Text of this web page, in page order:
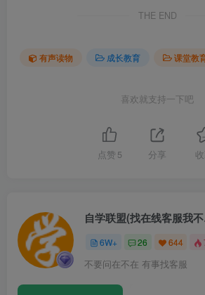
THE END
有声读物 成长教育 课堂教
喜欢就支持一下吧
点赞 5 分享
自
6W+ 26 644
不要问在不在 有事找客服